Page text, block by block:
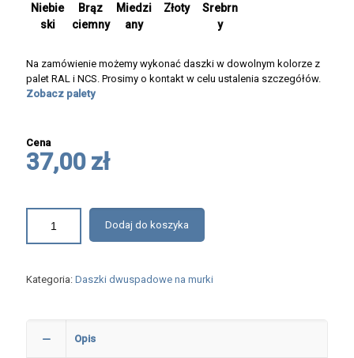
Niebie
ski
Brąz
ciemny
Miedzi
any
Złoty
Srebrn
y
Na zamówienie możemy wykonać daszki w dowolnym kolorze z
palet RAL i NCS. Prosimy o kontakt w celu ustalenia szczegółów.
Zobacz palety
Cena
37,00 zł
Dodaj do koszyka
Kategoria: Daszki dwuspadowe na murki
Opis